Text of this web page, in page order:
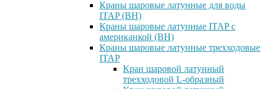
Краны шаровые латунные для воды
ITAP (ВН)
Краны шаровые латунные ITAP с
американкой (ВН)
Краны шаровые латунные трехходовые
ITAP
Кран шаровой латунный
трехходовой L-образный